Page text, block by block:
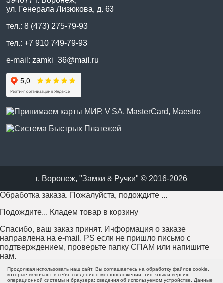
ул. Генерала Лизюкова, д. 63
тел.:8 (473) 275-79-93
тел.:+7 910 749-79-93
e-mail: zamki_36@mail.ru
г. Воронеж, "Замки & Ручки" © 2016-2026
Продолжая использовать наш сайт, Вы соглашаетесь на обработку файлов cookie,
которые включают в себя: сведения о местоположении; тип, язык и версию
операционной системы и браузера; сведения об используемом устройстве. Данные
Обработка заказа. Пожалуйста, подождите ...
Подождите... Кладем товар в корзину
Спасибо, ваш заказ принят. Информация о заказе
направлена на e-mail. PS если не пришло письмо с
подтверждением, проверьте папку СПАМ или напишите
нам.
Возникла проблема с отправкой заказа. Пожалуйста,